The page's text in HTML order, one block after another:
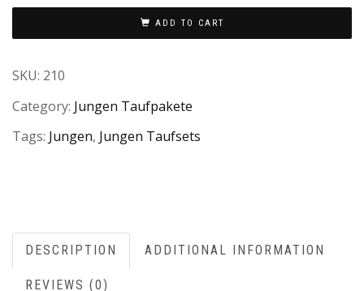
ADD TO CART
SKU: 210
Category: Jungen Taufpakete
Tags: Jungen, Jungen Taufsets
DESCRIPTION ADDITIONAL INFORMATION
REVIEWS (0)